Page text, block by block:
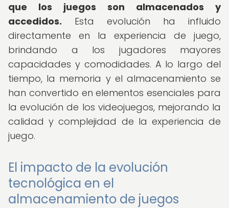
que los juegos son almacenados y
accedidos. Esta evolución ha influido
directamente en la experiencia de juego,
brindando a los jugadores mayores
capacidades y comodidades. A lo largo del
tiempo, la memoria y el almacenamiento se
han convertido en elementos esenciales para
la evolución de los videojuegos, mejorando la
calidad y complejidad de la experiencia de
juego.
El impacto de la evolución
tecnológica en el
almacenamiento de juegos